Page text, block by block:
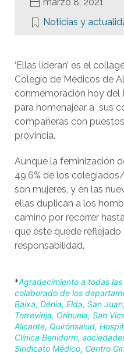
Noticias y
‘Ellas lideran’ es el
Colegio de Médicos de
conmemoración hoy del
para homenajear a sus
compañeras con
provincia.
Aunque la feminización
49,6% de los
son mujeres, y en las
ellas duplican a los
camino por recorrer
que éste quede
responsabilidad.
*Agradecimiento a todas
colaborado de los
Baixa, Dénia, Elda, San
Torrevieja, Orihuela, San
Alicante, Quirónsalud,
Clínica Benidorm,
Sindicato Médico, Centro